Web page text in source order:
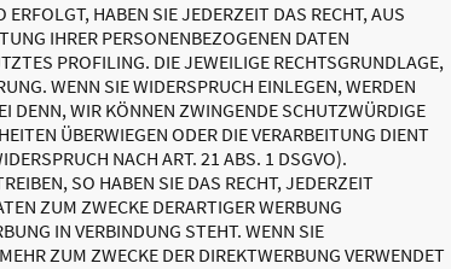
HABEN SIE JEDERZEIT DAS RECHT, AUS
IHRER PERSONENBEZOGENEN DATEN
PROFILING. DIE JEWEILIGE RECHTSGRUNDLAGE,
WENN SIE WIDERSPRUCH EINLEGEN, WERDEN
DENN, WIR KÖNNEN ZWINGENDE SCHUTZWÜRDIGE
ÜBERWIEGEN ODER DIE VERARBEITUNG DIENT
NACH ART. 21 ABS. 1 DSGVO).
SO HABEN SIE DAS RECHT, JEDERZEIT
ZUM ZWECKE DERARTIGER WERBUNG
IN VERBINDUNG STEHT. WENN SIE
ZUM ZWECKE DER DIREKTWERBUNG VERWENDET